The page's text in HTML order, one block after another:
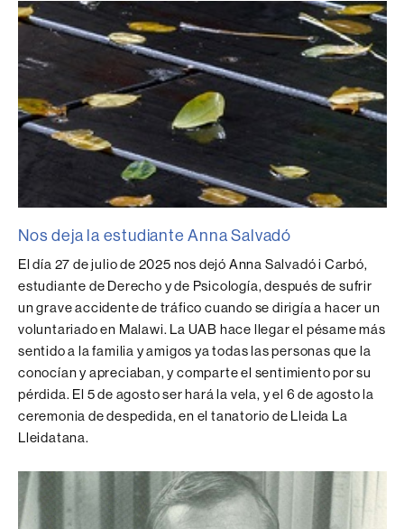
Nos deja la estudiante Anna Salvadó
El día 27 de julio de 2025 nos dejó Anna Salvadó i Carbó,
estudiante de Derecho y de Psicología, después de sufrir
un grave accidente de tráfico cuando se dirigía a hacer un
voluntariado en Malawi. La UAB hace llegar el pésame más
sentido a la familia y amigos ya todas las personas que la
conocían y apreciaban, y comparte el sentimiento por su
pérdida. El 5 de agosto ser hará la vela, y el 6 de agosto la
ceremonia de despedida, en el tanatorio de Lleida La
Lleidatana.